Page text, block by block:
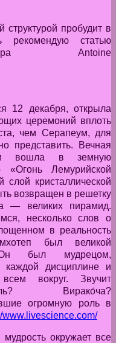
пробудит в
рекомендую статью
Antoine
12 декабря, открыла
церемоний вплоть
чем Серапеум, для
представить. Вечная
вошла в земную
Лемурийской
кристаллической
возвращен в решетку
— великих пирамид.
несколько слов о
в реальность
был великой
Он был мудрецом,
каждой дисциплине и
вокруг. Звучит
Вирако́ча?
огромную роль в
/www.livescience.com/
окружает все